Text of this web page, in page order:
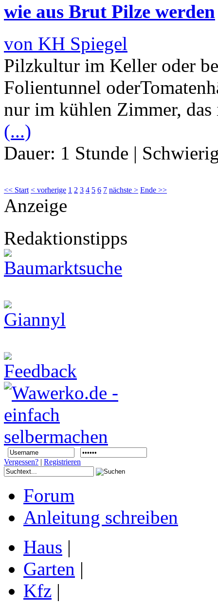
wie aus Brut Pilze werden
von KH Spiegel
Pilzkultur im Keller oder
Folientunnel
nur im kühlen Zimmer, das
(...)
Dauer: 1 Stunde |
<< Start < vorherige 1 2 3 4 5 6 7 nächste > Ende >>
Anzeige
Redaktionstipps
Vergessen? | Registrieren
Forum
Anleitung schreiben
Haus |
Garten |
Kfz |